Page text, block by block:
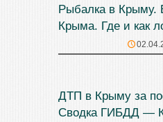
Рыбалка в Крыму.
Крыма. Где и как
ДТП в Крыму за
Сводка ГИБДД —